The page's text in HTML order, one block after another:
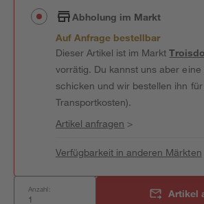
Abholung im Markt
Auf Anfrage bestellbar
Dieser Artikel ist im Markt
vorrätig. Du kannst uns aber eine
schicken und wir bestellen ihn
Transportkosten).
Artikel anfragen >
Verfügbarkeit in anderen Märkten
Anzahl: Artikel